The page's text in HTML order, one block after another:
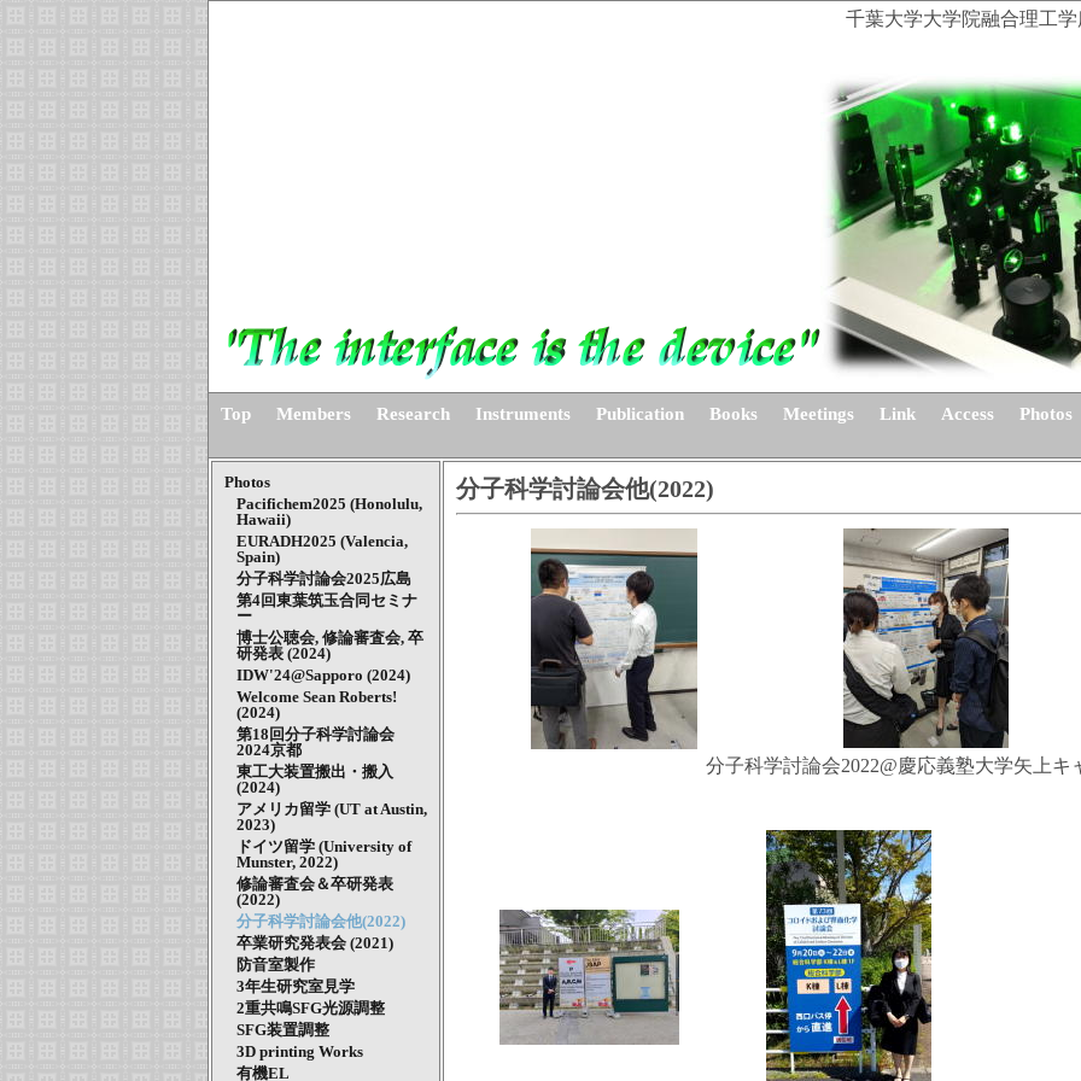
千葉大学大学院融合理工
Top Members Research Instruments Publication Books Meetings Link Access Photos
Photos
Pacifichem2025 (Honolulu,
Hawaii)
EURADH2025 (Valencia,
Spain)
分子科学討論会2025広島
第4回東葉筑玉合同セミナ
ー
博士公聴会, 修論審査会, 卒
研発表 (2024)
IDW'24@Sapporo (2024)
Welcome Sean Roberts!
(2024)
第18回分子科学討論会
2024京都
東工大装置搬出・搬入
(2024)
アメリカ留学 (UT at Austin,
2023)
ドイツ留学 (University of
Munster, 2022)
修論審査会＆卒研発表
(2022)
分子科学討論会他(2022)
卒業研究発表会 (2021)
防音室製作
3年生研究室見学
2重共鳴SFG光源調整
SFG装置調整
3D printing Works
有機EL
分子科学討論会他(2022)
分子科学討論会2022@慶応義塾大学矢上キ